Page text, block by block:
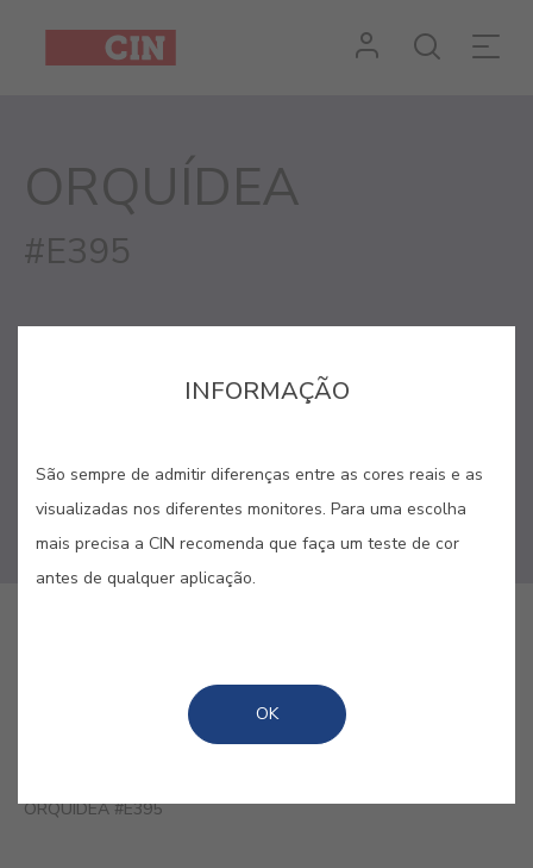
Cor
Orquídea
interiores
ORQUÍDEA
#E395
ORQUÍDEA #E395
INFORMAÇÃO
São sempre de admitir diferenças entre as cores reais e as
visualizadas nos diferentes monitores. Para uma escolha
mais precisa a CIN recomenda que faça um teste de cor
antes de qualquer aplicação.
OK